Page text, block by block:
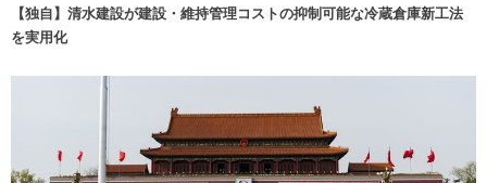
【独自】清水建設が建設・維持管理コストの抑制可能な冷蔵倉庫新工法
を実用化